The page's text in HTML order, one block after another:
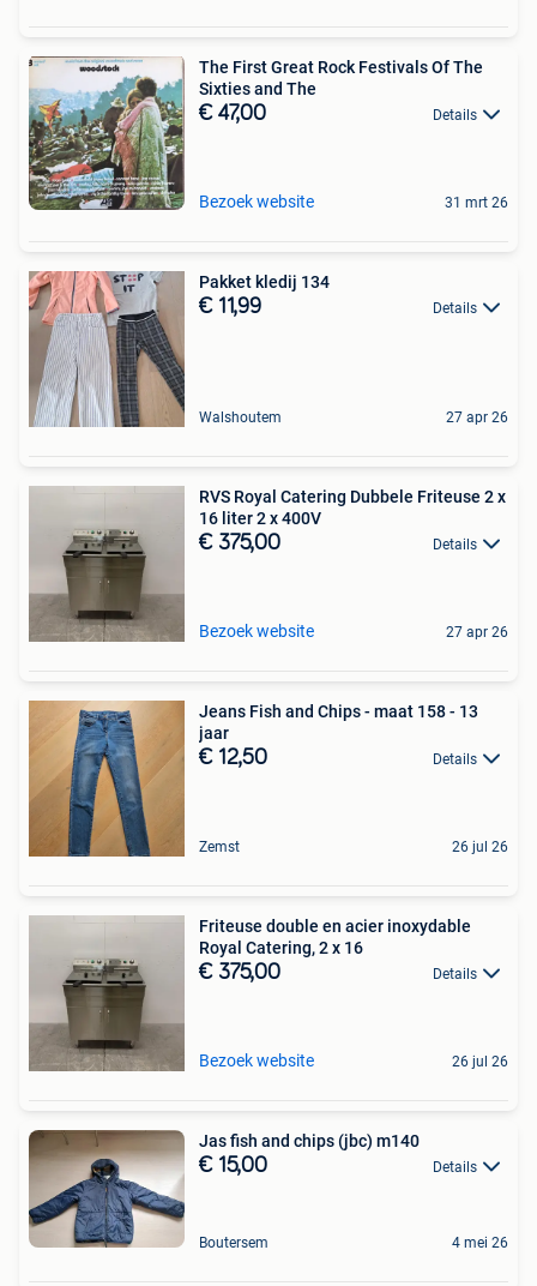
The First Great Rock Festivals Of The
Sixties and The
€ 47,00 Details
Bezoek website 31 mrt 26
Pakket kledij 134
€ 11,99 Details
Walshoutem 27 apr 26
RVS Royal Catering Dubbele Friteuse 2 x
16 liter 2 x 400V
€ 375,00 Details
Bezoek website 27 apr 26
Jeans Fish and Chips - maat 158 - 13
jaar
€ 12,50 Details
Zemst 26 jul 26
Friteuse double en acier inoxydable
Royal Catering, 2 x 16
€ 375,00 Details
Bezoek website 26 jul 26
Jas fish and chips (jbc) m140
€ 15,00 Details
Boutersem 4 mei 26